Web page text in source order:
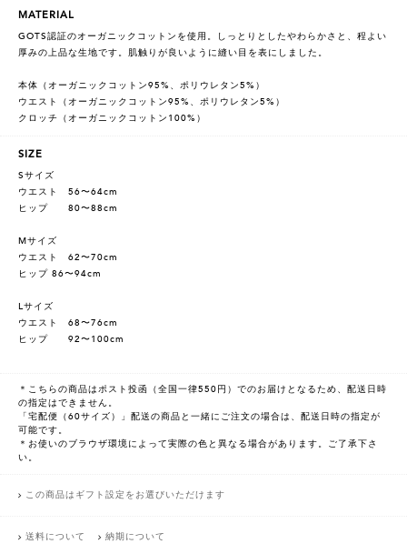
MATERIAL
GOTS認証のオーガニックコットンを使用。しっとりとしたやわらかさと、程よい
厚みの上品な生地です。肌触りが良いように縫い目を表にしました。
本体（オーガニックコットン95%、ポリウレタン5%）
ウエスト（オーガニックコットン95%、ポリウレタン5%）
クロッチ（オーガニックコットン100%）
SIZE
Sサイズ
ウエスト 56〜64cm
ヒップ 80〜88cm
Mサイズ
ウエスト 62〜70cm
ヒップ 86〜94cm
Lサイズ
ウエスト 68〜76cm
ヒップ 92〜100cm
＊こちらの商品はポスト投函（全国一律550円）でのお届けとなるため、配送日時
の指定はできません。
「宅配便（60サイズ）」配送の商品と一緒にご注文の場合は、配送日時の指定が
可能です。
＊お使いのブラウザ環境によって実際の色と異なる場合があります。ご了承下さ
い。
この商品はギフト設定をお選びいただけます
送料について 納期について